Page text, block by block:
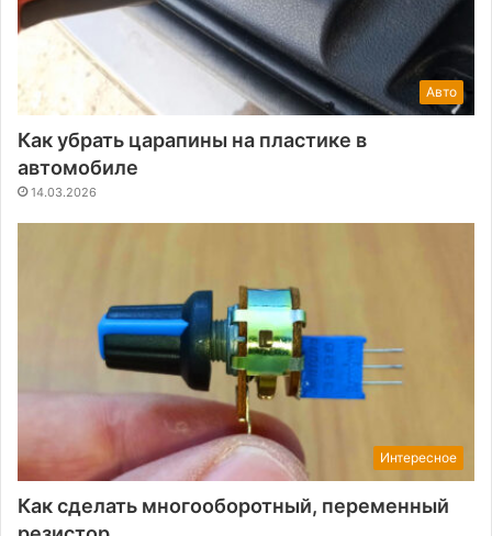
Авто
Как убрать царапины на пластике в
автомобиле
14.03.2026
Интересное
Как сделать многооборотный, переменный